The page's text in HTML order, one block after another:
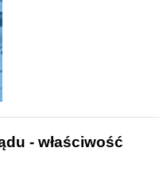
- właściwość